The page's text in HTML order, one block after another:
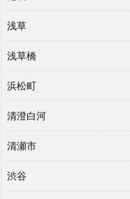
浅草
浅草橋
浜松町
清澄白河
清瀬市
渋谷